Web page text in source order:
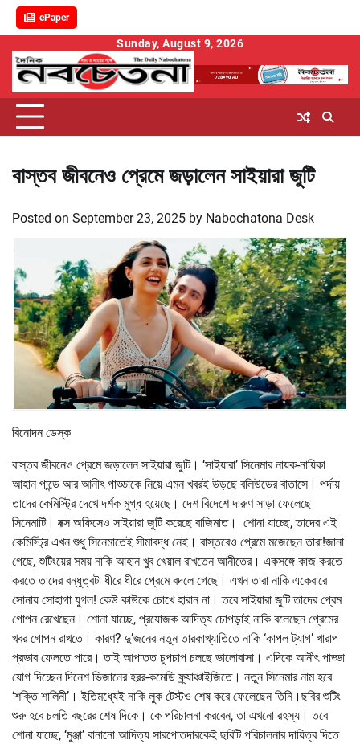
ePaper
content
Sunday, August 9, 2026
বাস্তব জীবনেও প্রেমে জড়ালেন সাইয়ারা জুটি
Posted on September 23, 2025 by Nabochatona Desk
বিনোদন ডেস্ক
বাস্তব জীবনেও প্রেমে জড়ালেন সাইয়ারা জুটি। ‘সাইয়ারা’ সিনেমার নায়ক-নায়িকা
আহান পান্ডে আর আনীৎ পাড্ডাকে নিয়ে এমন খবরই উড়ছে বলিউডের বাতাসে। পর্দায়
তাদের কেমিস্ট্রি দেখে দর্শক মুগ্ধ হয়েছে। দেশ বিদেশে দারুণ সাড়া ফেলেছে
সিনেমাটি। বক্স অফিসেও সাইয়ারা জুটি করেছে বাজিমাত। শোনা যাচ্ছে, তাদের এই
কেমিস্ট্রি এখন শুধু সিনেমাতেই সীমাবদ্ধ নেই। বাস্তবেও প্রেমে মজেছেন তারা!জানা
গেছে, শুটিংয়ের সময় নাকি আহান খুব খেয়াল রাখতেন আনীতের। একসঙ্গে কাজ করতে
করতে তাদের বন্ধুত্বটা ধীরে ধীরে প্রেমে বদলে গেছে। এখন তারা নাকি একেবারে
সোনায় সোহাগা যুগল! কেউ কাউকে চোখে হারান না। তবে সাইয়ারা জুটি তাদের প্রেম
গোপন রেখেছেন। শোনা যাচ্ছে, প্রযোজক আদিত্য চোপড়াই নাকি বলেছেন প্রেমের
খবর গোপন রাখতে। কারণ? দু’জনের নতুন তারকাখ্যাতিতে নাকি ‘কাপল ট্যাগ’ খারাপ
প্রভাব ফেলতে পারে। তাই আপাতত চুপচাপ চলছে ভালোবাসা। এদিকে আনীৎ পাড্ডা
যোগ দিচ্ছেন দিনেশ ভিজানের হরর-কমেডি ফ্র্যাঞ্চাইজিতে। নতুন সিনেমার নাম হবে
‘শক্তি শালিনী’। ইতিমধ্যেই নাকি লুক টেস্টও শেষ করে ফেলেছেন তিনি।ছবির শুটিং
শুরু হবে চলতি বছরের শেষ দিকে। কে পরিচালনা করবেন, তা এখনো রহস্য। তবে
শোনা যাচ্ছে, ‘মুঞ্জা’ বানানো আদিত্য সারপোতদারকেই ছবিটি পরিচালনার দায়িত্ব দিতে